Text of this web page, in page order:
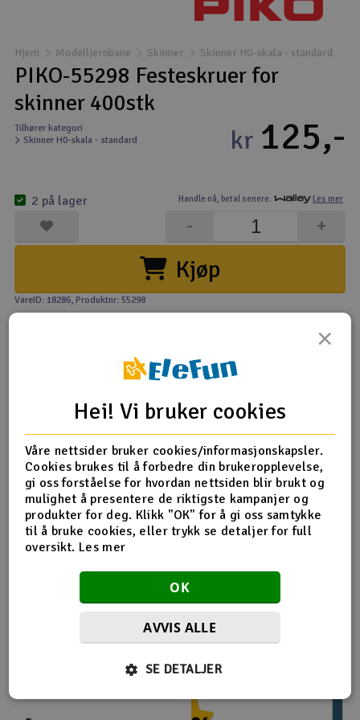
Droner
Droner for FPV
Fly
Helikopter
Kamerautstyr
Modellbygging, LEGO & byggesett
Modelljernbane
Radioutstyr
Raketter
Smarthjem, lek & hobby
Solenergi
Sparkesykler & elkjøretøy
Verktøy, utstyr & tilbehør
Hjem Modelljernbane Skinner Skinner H0-skala - standard
PIKO-55298 Festeskruer for
skinner 400stk
Tilhører kategori
Skinner H0-skala - standard
Handle nå, betal senere. Les mer
kr 125,-
Kjøp
+
-
2 på lager
VareID: 18286, Produktnr: 55298
Produktinfo Tips en venn Anmeldelser
Produktinformasjon
PIKO-55298 Festeskruer for skinner 400stk
Flere så også på
×
Hei! Vi bruker cookies
Våre nettsider bruker cookies/informasjonskapsler.
Cookies brukes til å forbedre din brukeropplevelse,
gi oss forståelse for hvordan nettsiden blir brukt og
mulighet å presentere de riktigste kampanjer og
produkter for deg. Klikk "OK" for å gi oss samtykke
til å bruke cookies, eller trykk se detaljer for full
oversikt. Les mer
OK
AVVIS ALLE
SE DETALJER